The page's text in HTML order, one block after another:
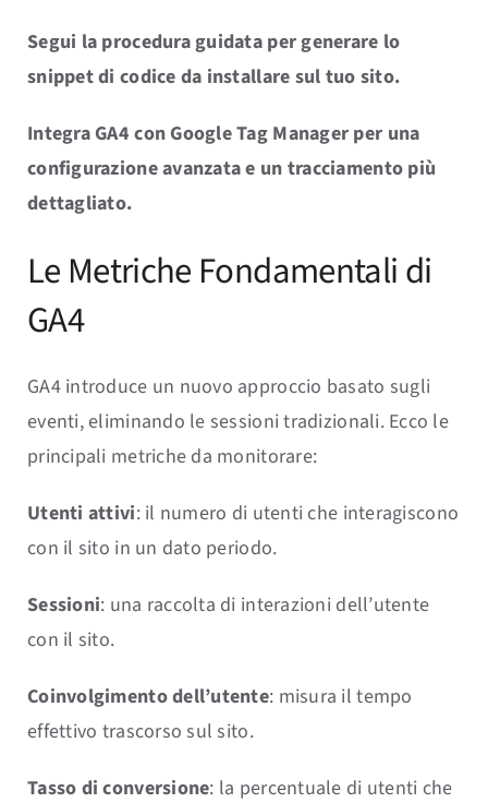
Segui la procedura guidata per generare lo
snippet di codice da installare sul tuo sito.
Integra GA4 con Google Tag Manager per una
configurazione avanzata e un tracciamento più
dettagliato.
Le Metriche Fondamentali di
GA4
GA4 introduce un nuovo approccio basato sugli
eventi, eliminando le sessioni tradizionali. Ecco le
principali metriche da monitorare:
Utenti attivi: il numero di utenti che interagiscono
con il sito in un dato periodo.
Sessioni: una raccolta di interazioni dell’utente
con il sito.
Coinvolgimento dell’utente: misura il tempo
effettivo trascorso sul sito.
Tasso di conversione: la percentuale di utenti che